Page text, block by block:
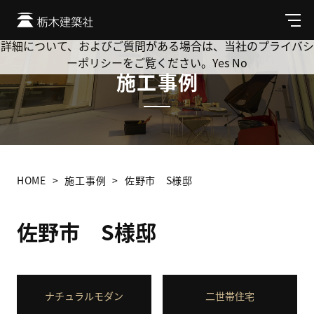
メ
ニ
ュ
施工事例
HOME 施工事例 佐野市 S様邸
佐野市 S様邸
ナチュラルモダン 二世帯住宅
Cookie を使用して、お客様の活動を追跡してもよろしいです
か? 当社ではお客様のプライバシーを極めて重視しています。
詳細について、およびご質問がある場合は、当社のプライバシ
ーポリシーをご覧ください。 Yes No